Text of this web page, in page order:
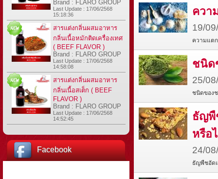
ควา
19/
ความแตก
ชนิด
25/
ชนิดของช
ธัญพื
หรือ
24/
ธัญพืชอัด
Brand : FLARO GROUP
Last Update : 17/06/2568
15:18:36
สารแต่งกลิ่นผสมอาหาร
กลิ่นเนื้อหมักติดเครื่องเทศ
( BEEF FLAVOR )
Brand : FLARO GROUP
Last Update : 17/06/2568
14:58:08
สารแต่งกลิ่นผสมอาหาร
กลิ่นเนื้อสเต็ก ( BEEF
FLAVOR )
Brand : FLARO GROUP
Last Update : 17/06/2568
14:52:45
Facebook